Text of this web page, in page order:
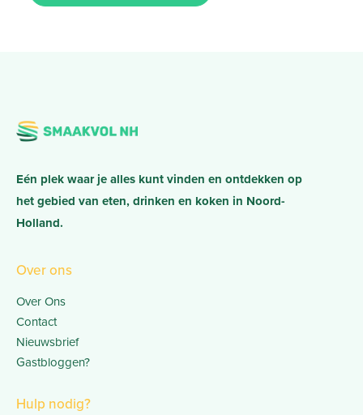
Eén plek waar je alles kunt vinden en ontdekken op
het gebied van eten, drinken en koken in Noord-
Holland.
Over ons
Over Ons
Contact
Nieuwsbrief
Gastbloggen?
Hulp nodig?